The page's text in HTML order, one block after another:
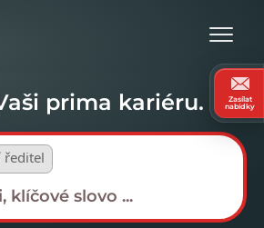
prima kariéru.
ředitel
Zasílat
nabídky